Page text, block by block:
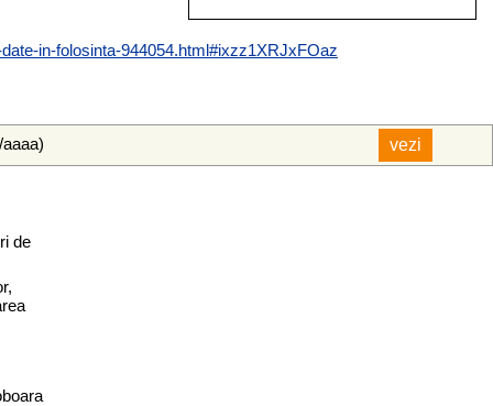
in-folosinta-944054.html#ixzz1XRJxFOaz
de